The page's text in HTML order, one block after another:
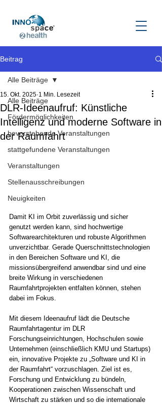
Beitrag
Alle Beiträge
Fördermöglichkeiten
bevorstehende Veranstaltungen
stattgefundene Veranstaltungen
Veranstaltungen
Stellenausschreibungen
Neuigkeiten
Alle Beiträge
DLR-Ideenaufruf: Künstliche
Intelligenz und moderne Software in
der Raumfahrt
15. Okt. 2025 1 Min. Lesezeit
Damit KI im Orbit zuverlässig und sicher
genutzt werden kann, sind hochwertige
Softwarearchitekturen und robuste Algorithmen
unverzichtbar. Gerade Querschnittstechnologien
in den Bereichen Software und KI, die
missionsübergreifend anwendbar sind und eine
breite Wirkung in verschiedenen
Raumfahrtprojekten entfalten können, stehen
dabei im Fokus.
Mit diesem Ideenaufruf lädt die Deutsche
Raumfahrtagentur im DLR
Forschungseinrichtungen, Hochschulen sowie
Unternehmen (einschließlich KMU und Startups)
ein, innovative Projekte zu „Software und KI in
der Raumfahrt“ vorzuschlagen. Ziel ist es,
Forschung und Entwicklung zu bündeln,
Kooperationen zwischen Wissenschaft und
Wirtschaft zu stärken und so die internationale